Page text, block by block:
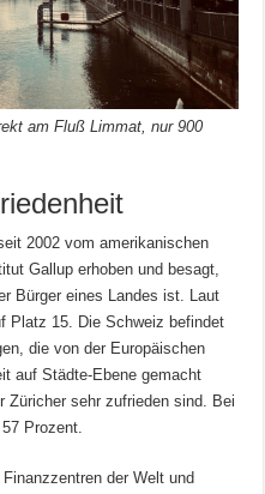
am Fluß Limmat, nur 900
2002 vom amerikanischen
Gallup erhoben und besagt,
Bürger eines Landes ist. Laut
Platz 15. Die Schweiz befindet
die von der Europäischen
auf Städte-Ebene gemacht
Züricher sehr zufrieden sind. Bei
Prozent.
der Welt und